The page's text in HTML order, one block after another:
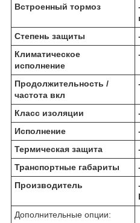
Встроенный тормоз
Степень защиты
Климатическое
исполнение
Продолжительность /
частота вкл
Класс изоляции
Исполнение
Термическая защита
Транспортные габариты
Производитель
Дополнительные опции: